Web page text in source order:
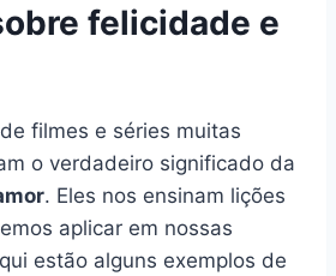
felicidade e
filmes e séries muitas
o verdadeiro significado da
. Eles nos ensinam lições
aplicar em nossas
estão alguns exemplos de